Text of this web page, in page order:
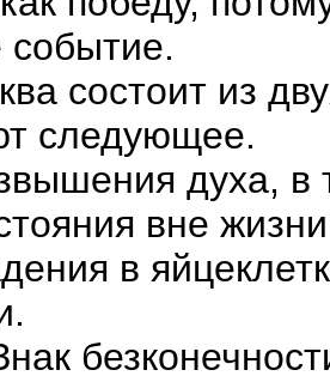
событие.
состоит из
следующее.
духа, в
вне
в